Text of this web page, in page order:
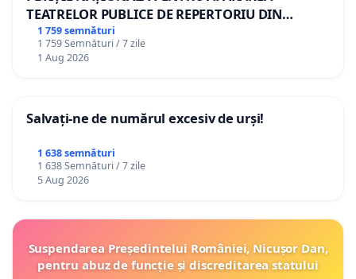
TEATRELOR PUBLICE DE REPERTORIU DIN
ROMÂNIA
1 759 semnături
1 759 Semnături / 7 zile
1 Aug 2026
Salvați-ne de numărul excesiv de urși!
1 638 semnături
1 638 Semnături / 7 zile
5 Aug 2026
Suspendarea Președintelui României, Nicușor Dan,
pentru abuz de funcție și discreditarea statului